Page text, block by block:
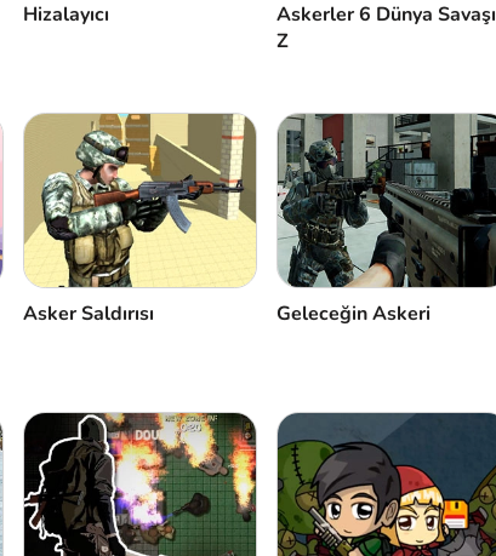
Hizalayıcı
Askerler 6 Dünya Savaşı
Z
Asker Saldırısı Geleceğin Askeri